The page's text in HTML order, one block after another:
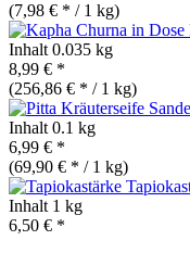
(7,98 € * / 1 kg)
Inhalt 0.035 kg
8,99 € *
(256,86 € * / 1 kg)
Inhalt 0.1 kg
6,99 € *
(69,90 € * / 1 kg)
Inhalt 1 kg
6,50 € *